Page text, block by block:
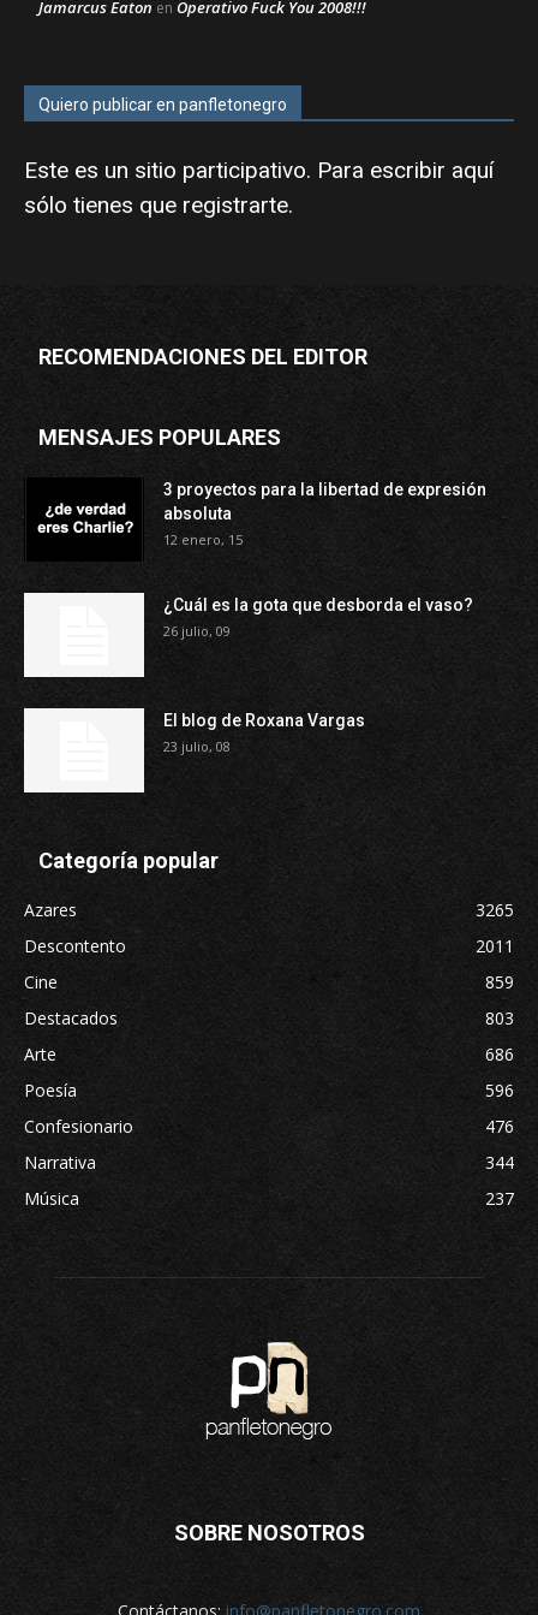
Jamarcus Eaton en Operativo Fuck You 2008!!!
Quiero publicar en panfletonegro
Este es un sitio participativo. Para escribir aquí
sólo tienes que registrarte.
RECOMENDACIONES DEL EDITOR
MENSAJES POPULARES
3 proyectos para la libertad de expresión
absoluta
12 enero, 15
¿Cuál es la gota que desborda el vaso?
26 julio, 09
El blog de Roxana Vargas
23 julio, 08
Categoría popular
Azares
3265
Descontento
2011
Cine
859
Destacados
803
Arte
686
Poesía
596
Confesionario
476
Narrativa
344
Música
237
SOBRE NOSOTROS
Contáctanos: info@panfletonegro.com